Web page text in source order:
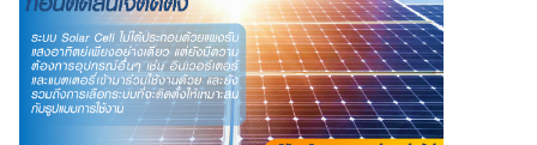
สินเชื่อธุรกิจ
สินเชื่อและบริการการค้าระหว่างประเทศ
สินเชื่อแฟคเตอริ่ง